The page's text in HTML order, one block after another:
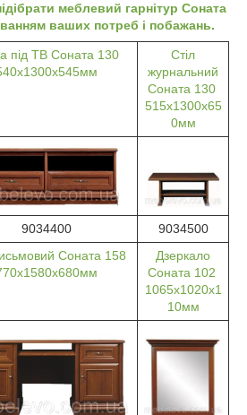
меблевий гарнітур Соната
ваших потреб і побажань.
під ТВ Соната 130
Стіл
журнальний
Соната 130
515х1300х65
0мм
9034400
9034500
Соната 158
Дзеркало
Соната 102
1065х1020х1
10мм